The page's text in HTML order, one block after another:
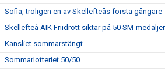
Sofia, troligen en av Skellefteås första gångare
Skellefteå AIK Friidrott siktar på 50 SM-
Kansliet sommarstängt
Sommarlotteriet 50/50